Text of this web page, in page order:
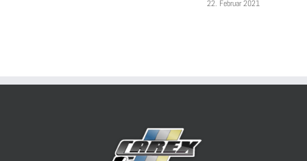
22. Februar 2021